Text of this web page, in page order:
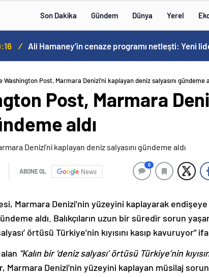
Son Dakika Gündem Dünya Yerel
/ Uzman Er ve Erbaşlara kamuda istihdam dönemi
Washington Post, Marmara Denizi’ni kaplayan deniz salyasını gündeme
Post, Marmara
aldı
ABONE OL News
0
Marmara Denizi’nin yüzeyini kaplayarak
aldı. Balıkçıların uzun bir süredir sorun
örtüsü Türkiye’nin kıyısını kasıp kavuruyor”
“Kalın bir ‘deniz salyası’ örtüsü Türkiye’nin
Marmara Denizi’nin yüzeyini kaplayan müsilaj